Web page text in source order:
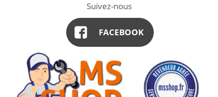
Suivez-nous
FACEBOOK